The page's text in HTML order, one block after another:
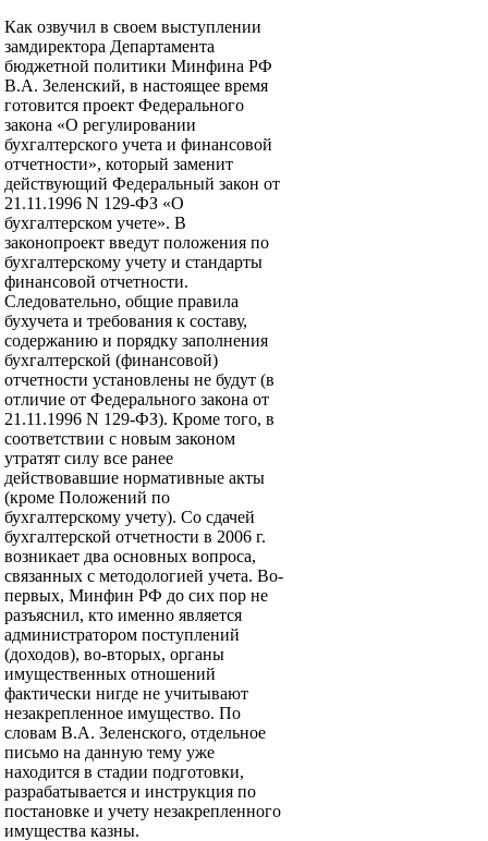
Как озвучил в своем выступлении
замдиректора Департамента
бюджетной политики Минфина РФ
В.А. Зеленский, в настоящее время
готовится проект Федерального
закона «О регулировании
бухгалтерского учета и финансовой
отчетности», который заменит
действующий Федеральный закон от
21.11.1996 N 129-ФЗ «О
бухгалтерском учете». В
законопроект введут положения по
бухгалтерскому учету и стандарты
финансовой отчетности.
Следовательно, общие правила
бухучета и требования к составу,
содержанию и порядку заполнения
бухгалтерской (финансовой)
отчетности установлены не будут (в
отличие от Федерального закона от
21.11.1996 N 129-ФЗ). Кроме того, в
соответствии с новым законом
утратят силу все ранее
действовавшие нормативные акты
(кроме Положений по
бухгалтерскому учету). Со сдачей
бухгалтерской отчетности в 2006 г.
возникает два основных вопроса,
связанных с методологией учета. Во-
первых, Минфин РФ до сих пор не
разъяснил, кто именно является
администратором поступлений
(доходов), во-вторых, органы
имущественных отношений
фактически нигде не учитывают
незакрепленное имущество. По
словам В.А. Зеленского, отдельное
письмо на данную тему уже
находится в стадии подготовки,
разрабатывается и инструкция по
постановке и учету незакрепленного
имущества казны.